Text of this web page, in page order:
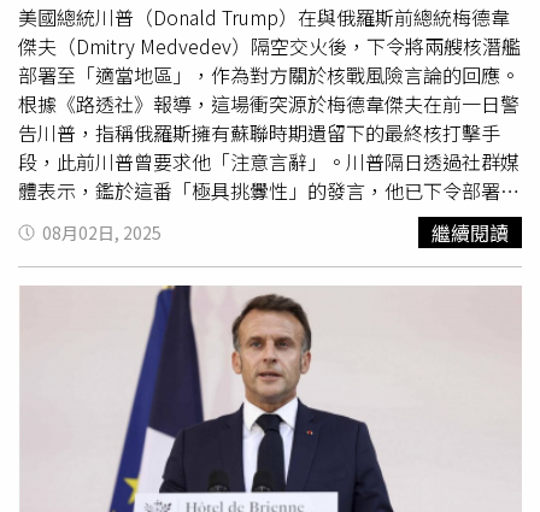
美國總統川普（Donald Trump）在與俄羅斯前總統梅德韋
傑夫（Dmitry Medvedev）隔空交火後，下令將兩艘核潛艦
部署至「適當地區」，作為對方關於核戰風險言論的回應。
根據《路透社》報導，這場衝突源於梅德韋傑夫在前一日警
告川普，指稱俄羅斯擁有蘇聯時期遺留下的最終核打擊手
段，此前川普曾要求他「注意言辭」。川普隔日透過社群媒
體表示，鑑於這番「極具挑釁性」的發言，他已下令部署兩
艘核潛艦，以防事態不只停留在口頭層面。他在貼文中強
調，言辭往往可能引發意想不到的後果，希望這次不是其中
之一。稍晚在面對媒體詢問時，他補充，這是因為「一位俄
羅斯前總統發出威脅，而我們必須保護國民」。五角大廈與
美國海軍對此未予置評。由於核威懾任務的高度敏感性，美
軍一向避免公開潛艦部署位置與細節。安全分析人士認為，
此舉更多是言語層面的升溫，而非實質軍事行動，因為美國
本就維持隨時可攻擊俄羅斯的核動力潛艦部署。川普並未具
體說明「核潛艦」是指核動力潛艦，還是搭載核彈頭飛彈的
戰略潛艦。不過，美國擁有14艘「俄亥俄級」（Ohio
08月02日, 2025 繼續閱讀